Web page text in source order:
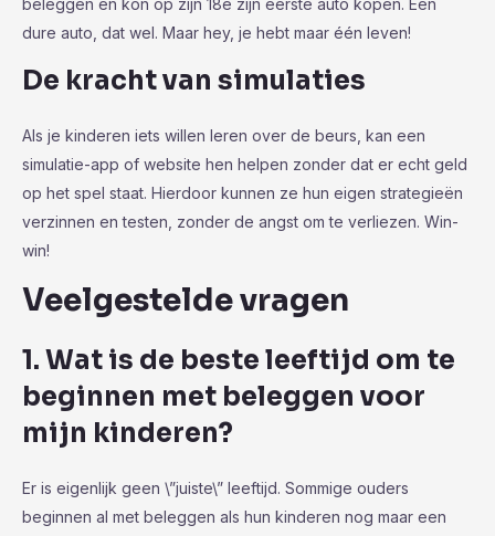
beleggen en kon op zijn 18e zijn eerste auto kopen. Een
dure auto, dat wel. Maar hey, je hebt maar één leven!
De kracht van simulaties
Als je kinderen iets willen leren over de beurs, kan een
simulatie-app of website hen helpen zonder dat er echt geld
op het spel staat. Hierdoor kunnen ze hun eigen strategieën
verzinnen en testen, zonder de angst om te verliezen. Win-
win!
Veelgestelde vragen
1. Wat is de beste leeftijd om te
beginnen met beleggen voor
mijn kinderen?
Er is eigenlijk geen \”juiste\” leeftijd. Sommige ouders
beginnen al met beleggen als hun kinderen nog maar een